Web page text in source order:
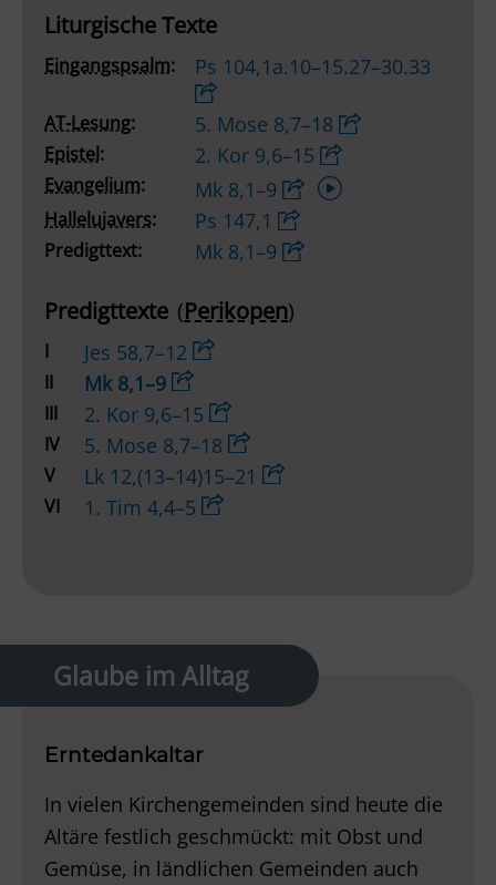
Liturgische Texte
Eingangspsalm: Ps 104,1a.10–15.27–30.33
AT-Lesung: 5. Mose 8,7–18
Epistel: 2. Kor 9,6–15
Evangelium: Mk 8,1–9
Audio-
Player
Hallelujavers: Ps 147,1
Predigttext: Mk 8,1–9
Predigttexte (Perikopen)
I Jes 58,7–12
II Mk 8,1–9
III 2. Kor 9,6–15
IV 5. Mose 8,7–18
V Lk 12,(13–14)15–21
VI 1. Tim 4,4–5
Glaube im Alltag
Erntedankaltar
In vielen Kirchengemeinden sind heute die
Altäre festlich geschmückt: mit Obst und
Gemüse, in ländlichen Gemeinden auch